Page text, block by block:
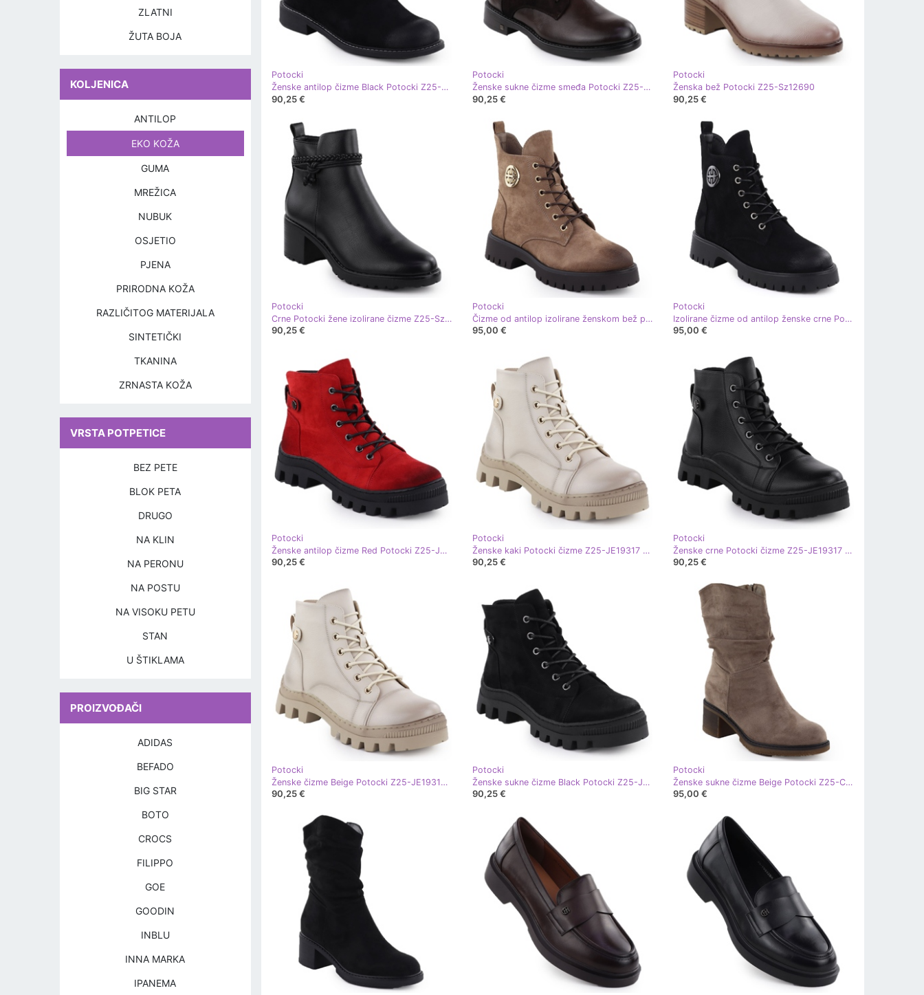
Potocki
Ženske antilop čizme Black Potocki Z25-SZ12716 crna
90,25 €
Potocki
Ženske sukne čizme smeđa Potocki Z25-Sz12080
90,25 €
Potocki
Ženska bež Potocki Z25-Sz12690
90,25 €
Potocki
Crne Potocki žene izolirane čizme Z25-Sz12690- crna
90,25 €
Potocki
Čizme od antilop izolirane ženskom bež potocki z25-sz12672
95,00 €
Potocki
Izolirane čizme od antilop ženske crne Potocki Z25-Sz12672 crna
95,00 €
Potocki
Ženske antilop čizme Red Potocki Z25-JE19317 crvena
90,25 €
Potocki
Ženske kaki Potocki čizme Z25-JE19317 zelena
90,25 €
Potocki
Ženske crne Potocki čizme Z25-JE19317 crna
90,25 €
Potocki
Ženske čizme Beige Potocki Z25-JE19317 bež
90,25 €
Potocki
Ženske sukne čizme Black Potocki Z25-Je19317 crna
90,25 €
Potocki
Ženske sukne čizme Beige Potocki Z25-CN51303 bež
95,00 €
ZLATNI
ŽUTA BOJA
KOLJENICA
ANTILOP
EKO KOŽA
GUMA
MREŽICA
NUBUK
OSJETIO
PJENA
PRIRODNA KOŽA
RAZLIČITOG MATERIJALA
SINTETIČKI
TKANINA
ZRNASTA KOŽA
VRSTA POTPETICE
BEZ PETE
BLOK PETA
DRUGO
NA KLIN
NA PERONU
NA POSTU
NA VISOKU PETU
STAN
U ŠTIKLAMA
PROIZVOĐAČI
ADIDAS
BEFADO
BIG STAR
BOTO
CROCS
FILIPPO
GOE
GOODIN
INBLU
INNA MARKA
IPANEMA